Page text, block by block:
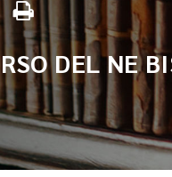
DEL NE